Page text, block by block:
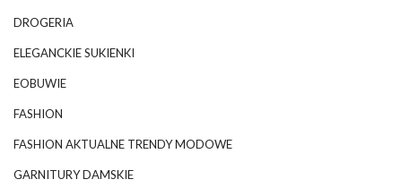
DROGERIA
ELEGANCKIE SUKIENKI
EOBUWIE
FASHION
FASHION AKTUALNE TRENDY MODOWE
GARNITURY DAMSKIE